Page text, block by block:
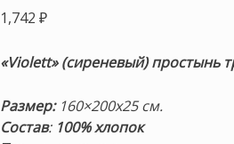
1,742 ₽
«Violett» (сиреневый) простынь
Размер:160×200х25 см.
Состав: 100% хлопок